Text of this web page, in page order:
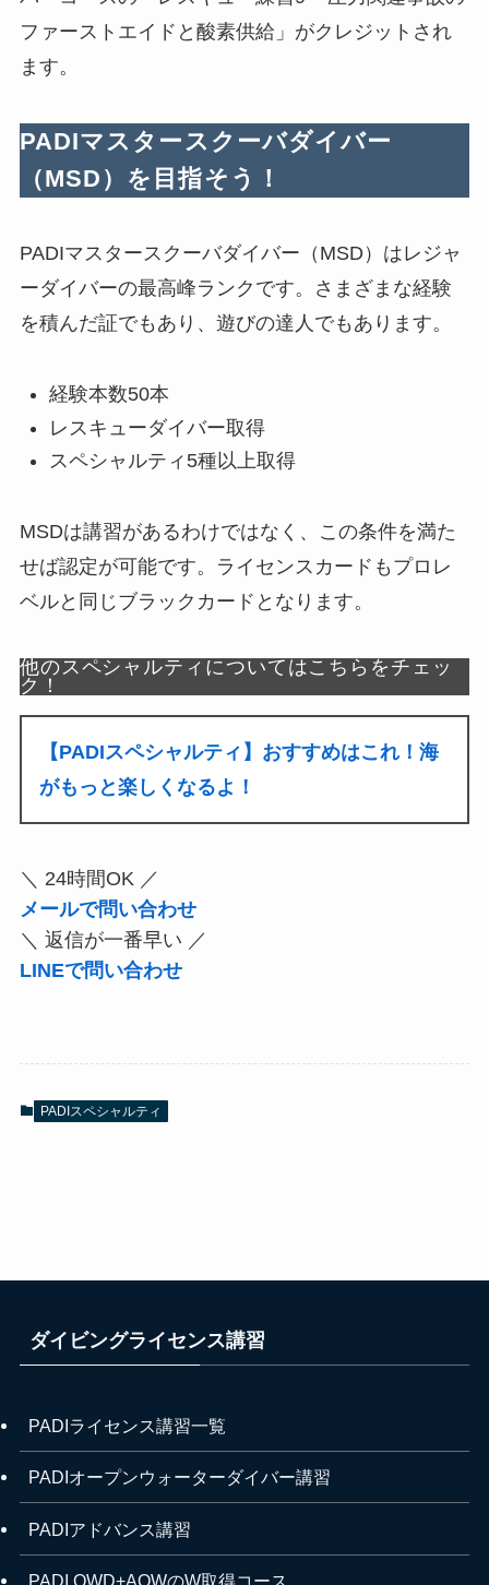
ファーストエイドと酸素供給」がクレジットされ
ます。
PADIマスタースクーバダイバー
（MSD）を目指そう！
PADIマスタースクーバダイバー（MSD）はレジャ
ーダイバーの最高峰ランクです。さまざまな経験
を積んだ証でもあり、遊びの達人でもあります。
経験本数50本
レスキューダイバー取得
スペシャルティ5種以上取得
MSDは講習があるわけではなく、この条件を満た
せば認定が可能です。ライセンスカードもプロレ
ベルと同じブラックカードとなります。
他のスペシャルティについてはこちらをチェッ
ク！
【PADIスペシャルティ】おすすめはこれ！海
がもっと楽しくなるよ！
＼ 24時間OK ／
メールで問い合わせ
＼ 返信が一番早い ／
LINEで問い合わせ
PADIスペシャルティ
ダイビングライセンス講習
PADIライセンス講習一覧
PADIオープンウォーターダイバー講習
PADIアドバンス講習
PADI OWD+AOWのW取得コース